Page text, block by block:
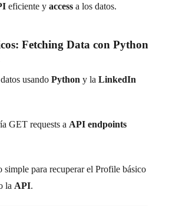
eficiente y access a los datos.
Fetching Data con Python
datos usando Python y la LinkedIn
GET requests a API endpoints
para recuperar el Profile básico
la API.